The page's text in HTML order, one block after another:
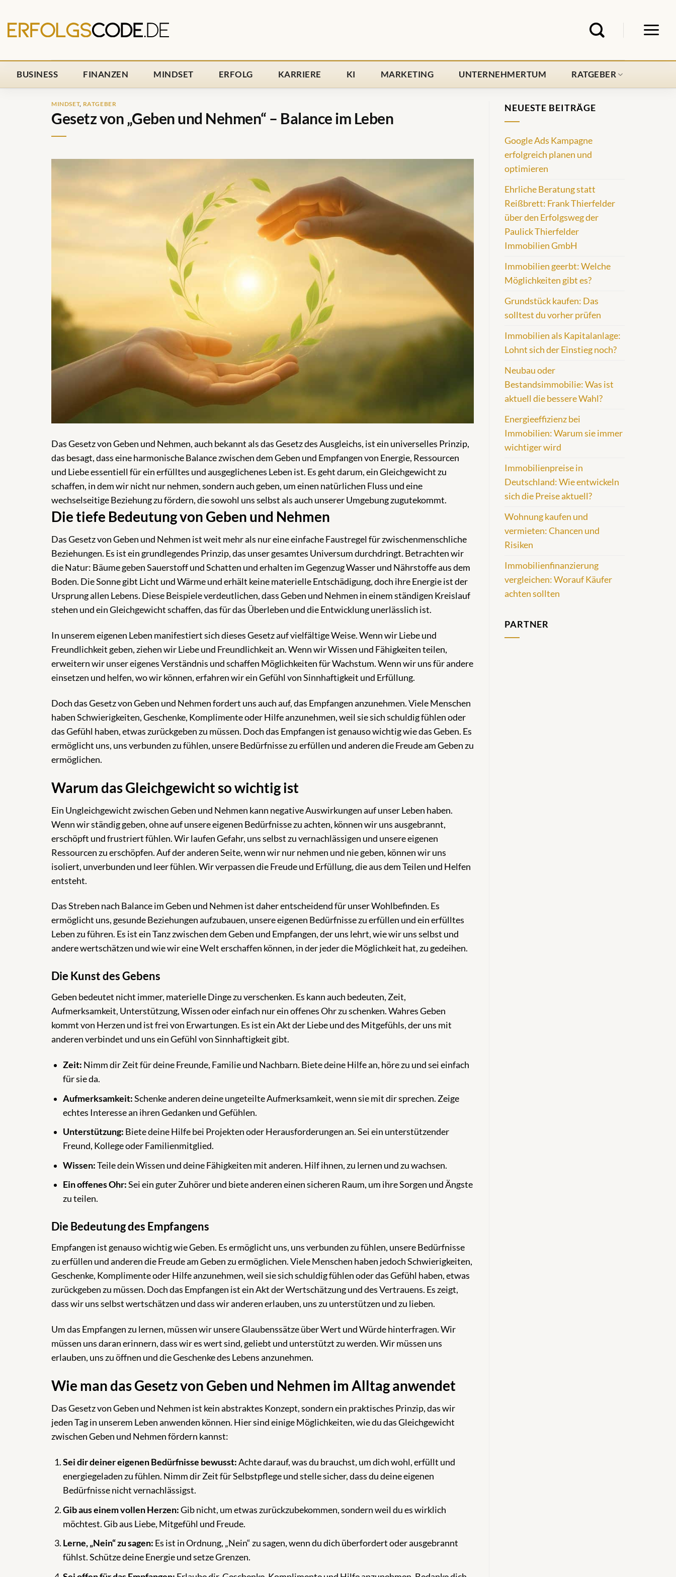
Inhalt
springen
BUSINESS FINANZEN MINDSET ERFOLG KARRIERE KI MARKETING UNTERNEHMERTUM RATGEBER
MINDSET, RATGEBER
Gesetz von „Geben und Nehmen“ – Balance im Leben
Das Gesetz von Geben und Nehmen, auch bekannt als das Gesetz des Ausgleichs, ist ein universelles Prinzip,
das besagt, dass eine harmonische Balance zwischen dem Geben und Empfangen von Energie, Ressourcen
und Liebe essentiell für ein erfülltes und ausgeglichenes Leben ist. Es geht darum, ein Gleichgewicht zu
schaffen, in dem wir nicht nur nehmen, sondern auch geben, um einen natürlichen Fluss und eine
wechselseitige Beziehung zu fördern, die sowohl uns selbst als auch unserer Umgebung zugutekommt.
Die tiefe Bedeutung von Geben und Nehmen
Das Gesetz von Geben und Nehmen ist weit mehr als nur eine einfache Faustregel für zwischenmenschliche
Beziehungen. Es ist ein grundlegendes Prinzip, das unser gesamtes Universum durchdringt. Betrachten wir
die Natur: Bäume geben Sauerstoff und Schatten und erhalten im Gegenzug Wasser und Nährstoffe aus dem
Boden. Die Sonne gibt Licht und Wärme und erhält keine materielle Entschädigung, doch ihre Energie ist der
Ursprung allen Lebens. Diese Beispiele verdeutlichen, dass Geben und Nehmen in einem ständigen Kreislauf
stehen und ein Gleichgewicht schaffen, das für das Überleben und die Entwicklung unerlässlich ist.
In unserem eigenen Leben manifestiert sich dieses Gesetz auf vielfältige Weise. Wenn wir Liebe und
Freundlichkeit geben, ziehen wir Liebe und Freundlichkeit an. Wenn wir Wissen und Fähigkeiten teilen,
erweitern wir unser eigenes Verständnis und schaffen Möglichkeiten für Wachstum. Wenn wir uns für andere
einsetzen und helfen, wo wir können, erfahren wir ein Gefühl von Sinnhaftigkeit und Erfüllung.
Doch das Gesetz von Geben und Nehmen fordert uns auch auf, das Empfangen anzunehmen. Viele Menschen
haben Schwierigkeiten, Geschenke, Komplimente oder Hilfe anzunehmen, weil sie sich schuldig fühlen oder
das Gefühl haben, etwas zurückgeben zu müssen. Doch das Empfangen ist genauso wichtig wie das Geben. Es
ermöglicht uns, uns verbunden zu fühlen, unsere Bedürfnisse zu erfüllen und anderen die Freude am Geben zu
ermöglichen.
Warum das Gleichgewicht so wichtig ist
Ein Ungleichgewicht zwischen Geben und Nehmen kann negative Auswirkungen auf unser Leben haben.
Wenn wir ständig geben, ohne auf unsere eigenen Bedürfnisse zu achten, können wir uns ausgebrannt,
erschöpft und frustriert fühlen. Wir laufen Gefahr, uns selbst zu vernachlässigen und unsere eigenen
Ressourcen zu erschöpfen. Auf der anderen Seite, wenn wir nur nehmen und nie geben, können wir uns
isoliert, unverbunden und leer fühlen. Wir verpassen die Freude und Erfüllung, die aus dem Teilen und Helfen
entsteht.
Das Streben nach Balance im Geben und Nehmen ist daher entscheidend für unser Wohlbefinden. Es
ermöglicht uns, gesunde Beziehungen aufzubauen, unsere eigenen Bedürfnisse zu erfüllen und ein erfülltes
Leben zu führen. Es ist ein Tanz zwischen dem Geben und Empfangen, der uns lehrt, wie wir uns selbst und
andere wertschätzen und wie wir eine Welt erschaffen können, in der jeder die Möglichkeit hat, zu gedeihen.
Die Kunst des Gebens
Geben bedeutet nicht immer, materielle Dinge zu verschenken. Es kann auch bedeuten, Zeit,
Aufmerksamkeit, Unterstützung, Wissen oder einfach nur ein offenes Ohr zu schenken. Wahres Geben
kommt von Herzen und ist frei von Erwartungen. Es ist ein Akt der Liebe und des Mitgefühls, der uns mit
anderen verbindet und uns ein Gefühl von Sinnhaftigkeit gibt.
Zeit: Nimm dir Zeit für deine Freunde, Familie und Nachbarn. Biete deine Hilfe an, höre zu und sei einfach
für sie da.
Aufmerksamkeit:Schenke anderen deine ungeteilte Aufmerksamkeit, wenn sie mit dir sprechen. Zeige
echtes Interesse an ihren Gedanken und Gefühlen.
Unterstützung: Biete deine Hilfe bei Projekten oder Herausforderungen an. Sei ein unterstützender
Freund, Kollege oder Familienmitglied.
Wissen:Teile dein Wissen und deine Fähigkeiten mit anderen. Hilf ihnen, zu lernen und zu wachsen.
Ein offenes Ohr:Sei ein guter Zuhörer und biete anderen einen sicheren Raum, um ihre Sorgen und Ängste
zu teilen.
Die Bedeutung des Empfangens
Empfangen ist genauso wichtig wie Geben. Es ermöglicht uns, uns verbunden zu fühlen, unsere Bedürfnisse
zu erfüllen und anderen die Freude am Geben zu ermöglichen. Viele Menschen haben jedoch Schwierigkeiten,
Geschenke, Komplimente oder Hilfe anzunehmen, weil sie sich schuldig fühlen oder das Gefühl haben, etwas
zurückgeben zu müssen. Doch das Empfangen ist ein Akt der Wertschätzung und des Vertrauens. Es zeigt,
dass wir uns selbst wertschätzen und dass wir anderen erlauben, uns zu unterstützen und zu lieben.
Um das Empfangen zu lernen, müssen wir unsere Glaubenssätze über Wert und Würde hinterfragen. Wir
müssen uns daran erinnern, dass wir es wert sind, geliebt und unterstützt zu werden. Wir müssen uns
erlauben, uns zu öffnen und die Geschenke des Lebens anzunehmen.
Wie man das Gesetz von Geben und Nehmen im Alltag anwendet
Das Gesetz von Geben und Nehmen ist kein abstraktes Konzept, sondern ein praktisches Prinzip, das wir
jeden Tag in unserem Leben anwenden können. Hier sind einige Möglichkeiten, wie du das Gleichgewicht
zwischen Geben und Nehmen fördern kannst:
Sei dir deiner eigenen Bedürfnisse bewusst:Achte darauf, was du brauchst, um dich wohl, erfüllt und
energiegeladen zu fühlen. Nimm dir Zeit für Selbstpflege und stelle sicher, dass du deine eigenen
Bedürfnisse nicht vernachlässigst.
Gib aus einem vollen Herzen:Gib nicht, um etwas zurückzubekommen, sondern weil du es wirklich
möchtest. Gib aus Liebe, Mitgefühl und Freude.
Lerne, „Nein“ zu sagen: Es ist in Ordnung, „Nein“ zu sagen, wenn du dich überfordert oder ausgebrannt
fühlst. Schütze deine Energie und setze Grenzen.
NEUESTE BEITRÄGE
Google Ads Kampagne
erfolgreich planen und
optimieren
Ehrliche Beratung statt
Reißbrett: Frank Thierfelder
über den Erfolgsweg der
Paulick Thierfelder
Immobilien GmbH
Immobilien geerbt: Welche
Möglichkeiten gibt es?
Grundstück kaufen: Das
solltest du vorher prüfen
Immobilien als Kapitalanlage:
Lohnt sich der Einstieg noch?
Neubau oder
Bestandsimmobilie: Was ist
aktuell die bessere Wahl?
Energieeffizienz bei
Immobilien: Warum sie immer
wichtiger wird
Immobilienpreise in
Deutschland: Wie entwickeln
sich die Preise aktuell?
Wohnung kaufen und
vermieten: Chancen und
Risiken
Immobilienfinanzierung
vergleichen: Worauf Käufer
achten sollten
PARTNER